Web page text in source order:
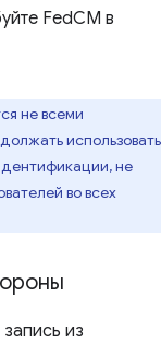
FedCM в
не всеми
использовать
не
во всех
из